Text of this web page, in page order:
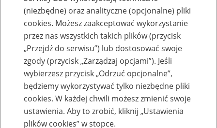
Komunikaty
Aplikacje Gabinetowe – przypomnienie
dla producentów o zmianach w usługach
(niezbędne) oraz analityczne (opcjonalne) pliki
cookies. Możesz zaakceptować wykorzystanie
przez nas wszystkich takich plików (przycisk
„Przejdź do serwisu”) lub dostosować swoje
zgody (przycisk „Zarządzaj opcjami”). Jeśli
wybierzesz przycisk „Odrzuć opcjonalne”,
będziemy wykorzystywać tylko niezbędne pliki
cookies. W każdej chwili możesz zmienić swoje
ustawienia. Aby to zrobić, kliknij „Ustawienia
plików cookies” w stopce.